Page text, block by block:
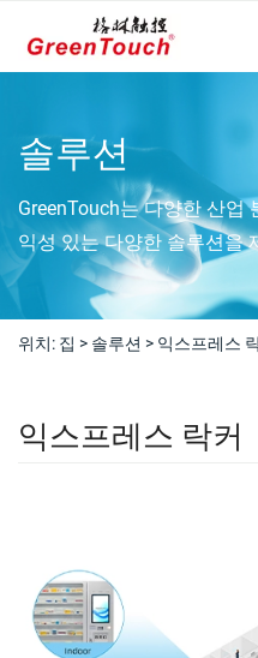
솔루션
GreenTouch는 다양한 산업
익성 있는 다양한 솔루션을
위치: 집 > 솔루션 > 익스프레스
익스프레스 락커